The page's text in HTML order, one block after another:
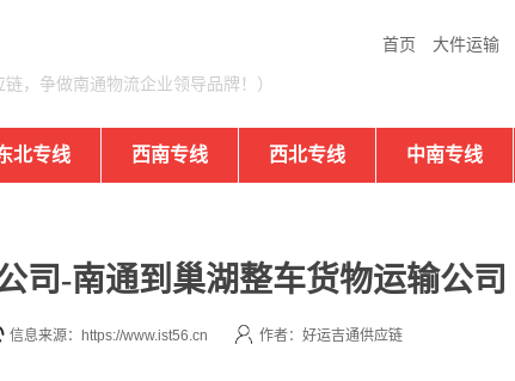
首页 大件运输
链，争做南通物流企业领导品牌！）
北专线 西南专线 西北专线 中南专线
司-南通到巢湖整车货物运输公司
信息来源：https://www.ist56.cn 作者：好运吉通供应链